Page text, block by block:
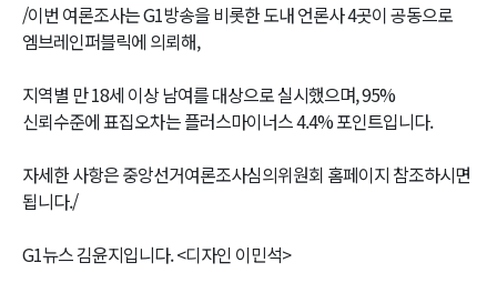
/이번 여론조사는 G1방송을 비롯한 도내 언론사 4곳이 공동으로
엠브레인퍼블릭에 의뢰해,
지역별 만 18세 이상 남여를 대상으로 실시했으며, 95%
신뢰수준에 표집오차는 플러스마이너스 4.4% 포인트입니다.
자세한 사항은 중앙선거여론조사심의위원회 홈페이지 참조하시면
됩니다./
G1뉴스 김윤지입니다. <디자인 이민석>